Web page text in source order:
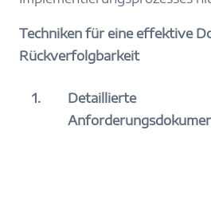
Techniken für eine effektive
Rückverfolgbarkeit
1.
Detaillierte